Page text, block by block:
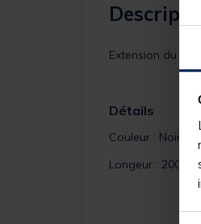
Extension du
Détails
Couleur : Noir
Longeur : 200